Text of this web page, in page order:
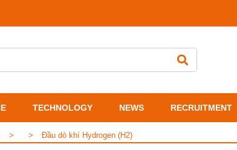
TECHNOLOGY NEWS RECRUITMENT
> > Đầu dò khí Hydrogen (H2)